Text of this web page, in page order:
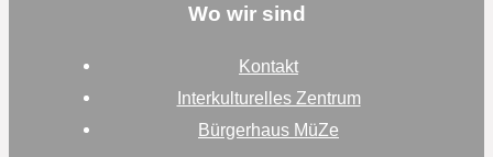
Wo wir sind
Kontakt
Interkulturelles Zentrum
Bürgerhaus MüZe